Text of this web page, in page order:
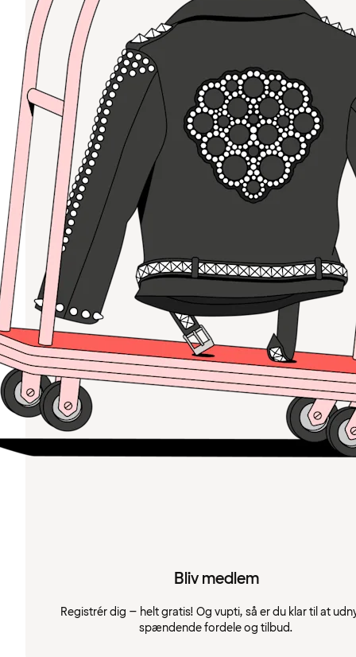
Bliv medlem
Registrér dig – helt gratis! Og vupti, så er du klar til at
spændende fordele og tilbud.